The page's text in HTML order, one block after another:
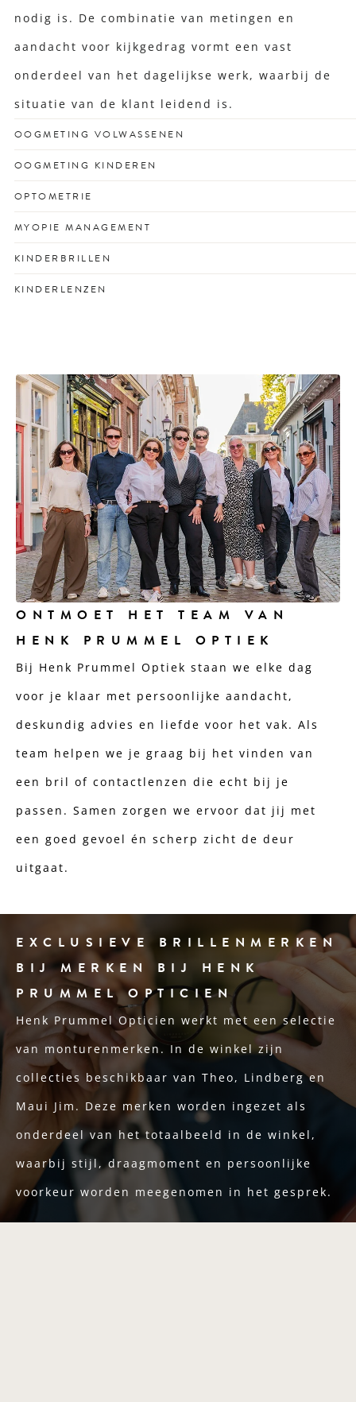
nodig is. De combinatie van metingen en
aandacht voor kijkgedrag vormt een vast
onderdeel van het dagelijkse werk, waarbij de
situatie van de klant leidend is.
OOGMETING VOLWASSENEN
unieke kijkgedrag.
OOGMETING KINDEREN
schoolprestaties met vertrouwen.
OPTOMETRIE
van oogafwijkingen en ooggezondheidsproblemen.
MYOPIE MANAGEMENT
lenzen of glazen.
KINDERBRILLEN
KINDERLENZEN
ONTMOET HET TEAM VAN
HENK PRUMMEL OPTIEK
Bij Henk Prummel Optiek staan we elke dag
voor je klaar met persoonlijke aandacht,
deskundig advies en liefde voor het vak. Als
team helpen we je graag bij het vinden van
een bril of contactlenzen die echt bij je
passen. Samen zorgen we ervoor dat jij met
een goed gevoel én scherp zicht de deur
uitgaat.
EXCLUSIEVE BRILLENMERKEN
BIJ MERKEN BIJ HENK
PRUMMEL OPTICIEN
Henk Prummel Opticien werkt met een selectie
van monturenmerken. In de winkel zijn
collecties beschikbaar van Theo, Lindberg en
Maui Jim. Deze merken worden ingezet als
onderdeel van het totaalbeeld in de winkel,
waarbij stijl, draagmoment en persoonlijke
voorkeur worden meegenomen in het gesprek.